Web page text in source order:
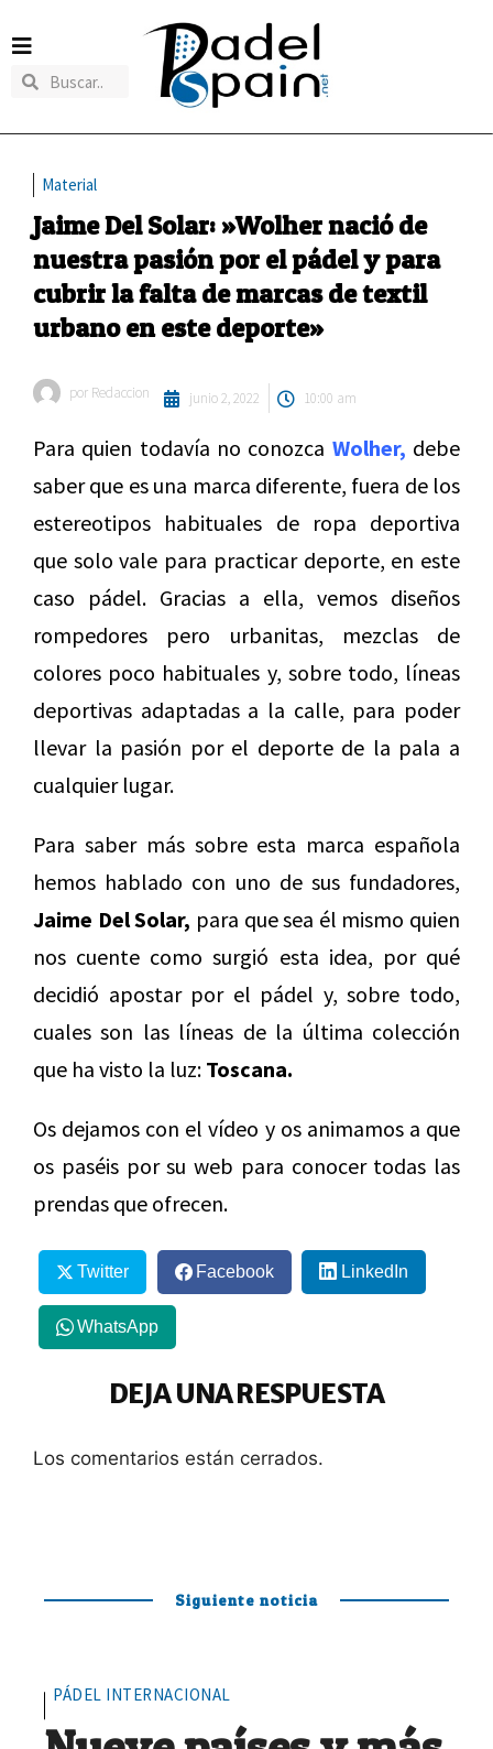
Material
Jaime Del Solar: »Wolher nació de
nuestra pasión por el pádel y para
cubrir la falta de marcas de textil
urbano en este deporte»
por Redaccion junio 2, 2022 10:00 am
Para quien todavía no conozca Wolher, debe
saber que es una marca diferente, fuera de los
estereotipos habituales de ropa deportiva
que solo vale para practicar deporte, en este
caso pádel. Gracias a ella, vemos diseños
rompedores pero urbanitas, mezclas de
colores poco habituales y, sobre todo, líneas
deportivas adaptadas a la calle, para poder
llevar la pasión por el deporte de la pala a
cualquier lugar.
Para saber más sobre esta marca española
hemos hablado con uno de sus fundadores,
Jaime Del Solar, para que sea él mismo quien
nos cuente como surgió esta idea, por qué
decidió apostar por el pádel y, sobre todo,
cuales son las líneas de la última colección
que ha visto la luz: Toscana.
Os dejamos con el vídeo y os animamos a que
os paséis por su web para conocer todas las
prendas que ofrecen.
Twitter Facebook LinkedIn
WhatsApp
DEJA UNA RESPUESTA
Los comentarios están cerrados.
Siguiente noticia
PÁDEL INTERNACIONAL